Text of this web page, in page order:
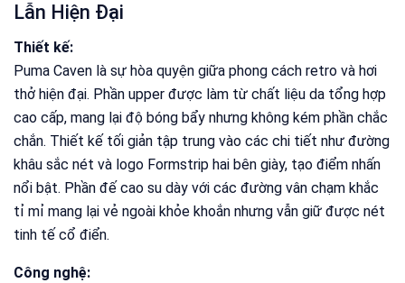
Lẫn Hiện Đại
Thiết kế:
Puma Caven là sự hòa quyện giữa phong cách retro và hơi
thở hiện đại. Phần upper được làm từ chất liệu da tổng hợp
cao cấp, mang lại độ bóng bẩy nhưng không kém phần chắc
chắn. Thiết kế tối giản tập trung vào các chi tiết như đường
khâu sắc nét và logo Formstrip hai bên giày, tạo điểm nhấn
nổi bật. Phần đế cao su dày với các đường vân chạm khắc
tỉ mỉ mang lại vẻ ngoài khỏe khoắn nhưng vẫn giữ được nét
tinh tế cổ điển.
Công nghệ: